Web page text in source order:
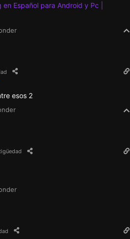
opciones de diálogo
grandes en dispositivos
Alfa
contenido
escena de la historia
escena de la historia
Español para Android y Pc |
esos 2